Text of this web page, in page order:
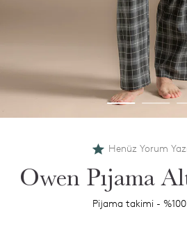
Henüz Yorum
Owen Pıjama
Pijama takimi -